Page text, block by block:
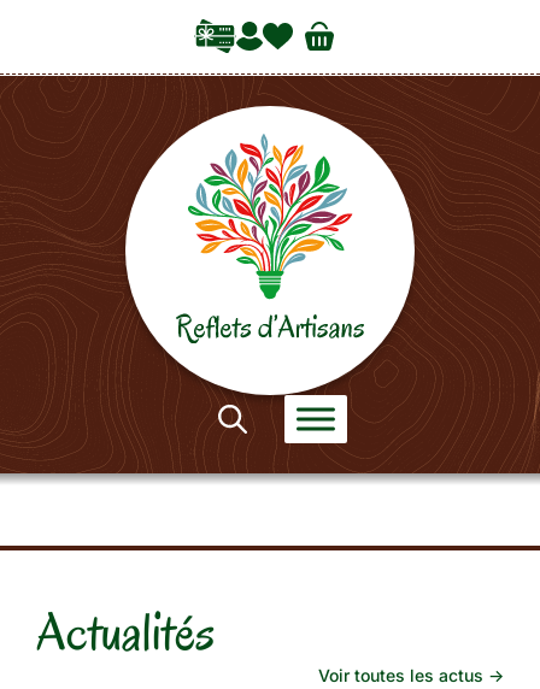
Actualités
Voir toutes les actus ->